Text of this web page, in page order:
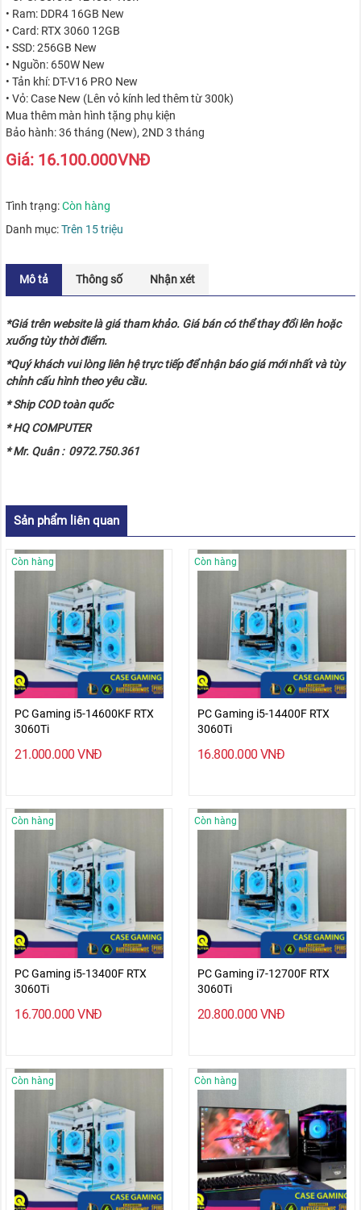
• Ram: DDR4 16GB New
• Card: RTX 3060 12GB
• SSD: 256GB New
• Nguồn: 650W New
• Tản khí: DT-V16 PRO New
• Vỏ: Case New (Lên vỏ kính led thêm từ 300k)
Mua thêm màn hình tặng phụ kiện
Bảo hành: 36 tháng (New), 2ND 3 tháng
Giá: 16.100.000VNĐ
Tình trạng:Còn hàng
Danh mục:Trên 15 triệu
Mô tả Thông số Nhận xét
*Giá trên website là giá tham khảo. Giá bán có thể thay đổi lên hoặc
xuống tùy thời điểm.
*Quý khách vui lòng liên hệ trực tiếp để nhận báo giá mới nhất và tùy
chỉnh cấu hình theo yêu cầu.
* Ship COD toàn quốc
* HQ COMPUTER
* Mr. Quân : 0972.750.361
Sản phẩm liên quan
PC Gaming i5-14600KF RTX
3060Ti
Còn hàng
21.000.000 VNĐ
PC Gaming i5-14400F RTX
3060Ti
Còn hàng
16.800.000 VNĐ
PC Gaming i5-13400F RTX
3060Ti
Còn hàng
16.700.000 VNĐ
PC Gaming i7-12700F RTX
3060Ti
Còn hàng
20.800.000 VNĐ
Còn hàng Còn hàng